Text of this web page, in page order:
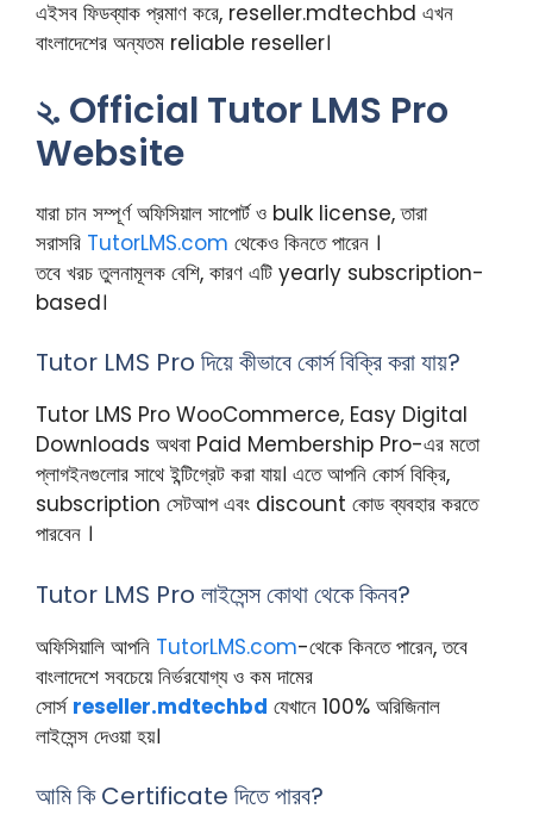
এইসব ফিডব্যাক প্রমাণ করে, reseller.mdtechbd এখন
বাংলাদেশের অন্যতম reliable reseller।
২. Official Tutor LMS Pro
Website
যারা চান সম্পূর্ণ অফিসিয়াল সাপোর্ট ও bulk license, তারা
সরাসরি TutorLMS.com থেকেও কিনতে পারেন ।
তবে খরচ তুলনামূলক বেশি, কারণ এটি yearly subscription-
based।
Tutor LMS Pro দিয়ে কীভাবে কোর্স বিক্রি করা যায়?
Tutor LMS Pro WooCommerce, Easy Digital
Downloads অথবা Paid Membership Pro-এর মতো
প্লাগইনগুলোর সাথে ইন্টিগ্রেট করা যায়। এতে আপনি কোর্স বিক্রি,
subscription সেটআপ এবং discount কোড ব্যবহার করতে
পারবেন ।
Tutor LMS Pro লাইসেন্স কোথা থেকে কিনব?
অফিসিয়ালি আপনি TutorLMS.com-থেকে কিনতে পারেন, তবে
বাংলাদেশে সবচেয়ে নির্ভরযোগ্য ও কম দামের
সোর্সreseller.mdtechbd যেখানে 100% অরিজিনাল
লাইসেন্স দেওয়া হয়।
আমি কি Certificate দিতে পারব?